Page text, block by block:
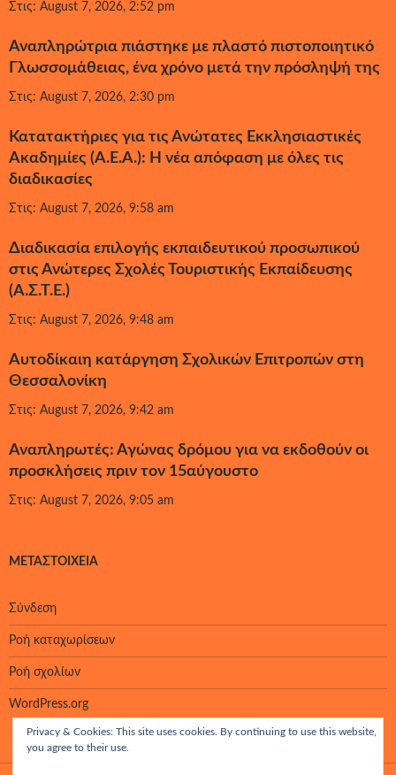
Στις: August 7, 2026, 2:52 pm
Αναπληρώτρια πιάστηκε με πλαστό πιστοποιητικό
Γλωσσομάθειας, ένα χρόνο μετά την πρόσληψή της
Στις: August 7, 2026, 2:30 pm
Κατατακτήριες για τις Ανώτατες Εκκλησιαστικές
Ακαδημίες (Α.Ε.Α.): Η νέα απόφαση με όλες τις
διαδικασίες
Στις: August 7, 2026, 9:58 am
Διαδικασία επιλογής εκπαιδευτικού προσωπικού
στις Ανώτερες Σχολές Τουριστικής Εκπαίδευσης
(Α.Σ.Τ.Ε.)
Στις: August 7, 2026, 9:48 am
Αυτοδίκαιη κατάργηση Σχολικών Επιτροπών στη
Θεσσαλονίκη
Στις: August 7, 2026, 9:42 am
Αναπληρωτές: Αγώνας δρόμου για να εκδοθούν οι
προσκλήσεις πριν τον 15αύγουστο
Στις: August 7, 2026, 9:05 am
ΜΕΤΑΣΤΟΙΧΕΊΑ
Σύνδεση
Ροή καταχωρίσεων
Ροή σχολίων
WordPress.org
Privacy & Cookies: This site uses cookies. By continuing to use this website,
you agree to their use.